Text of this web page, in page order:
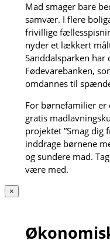
Mad smager bare
samvær. I flere
frivillige
nyder et lækkert
Sanddalsparken har
Fødevarebanken,
omdannes til
For børnefamilier
gratis
projektet ”Smag dig
inddrage børnene
og sundere mad.
være med.
×